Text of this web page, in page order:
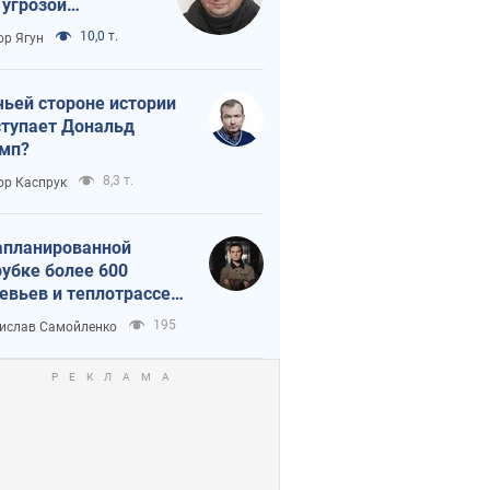
Ягун 10,0 т.
стороне истории
Дональд
Каспрук 8,3 т.
более 600
и теплотрассе:
на
Самойленко 195